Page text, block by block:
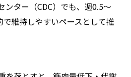
ンター（CDC）でも、週0.5〜
維持しやすいペースとして推